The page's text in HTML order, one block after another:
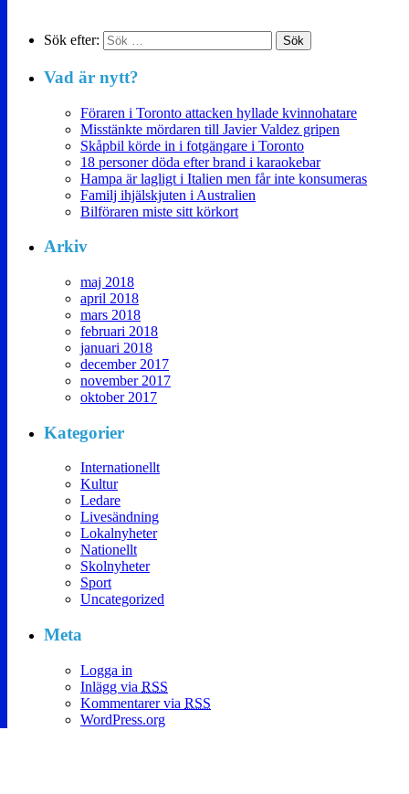
Sök efter:
Vad är nytt?
Föraren i Toronto attacken hyllade kvinnohatare
Misstänkte mördaren till Javier Valdez gripen
Skåpbil körde in i fotgängare i Toronto
18 personer döda efter brand i karaokebar
Hampa är lagligt i Italien men får inte konsumeras
Familj ihjälskjuten i Australien
Bilföraren miste sitt körkort
Arkiv
maj 2018
april 2018
mars 2018
februari 2018
januari 2018
december 2017
november 2017
oktober 2017
Kategorier
Internationellt
Kultur
Ledare
Livesändning
Lokalnyheter
Nationellt
Skolnyheter
Sport
Uncategorized
Meta
Logga in
Inlägg via RSS
Kommentarer via RSS
WordPress.org